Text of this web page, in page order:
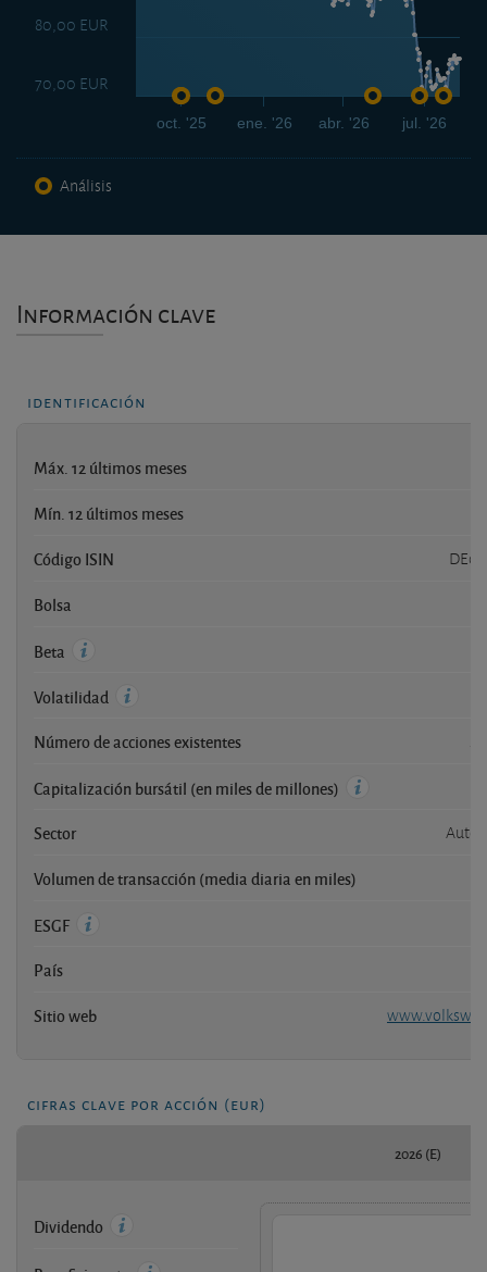
ene. '26 jul. '26
oct. '25 abr. '26
70,00 EUR
80,00 EUR
Análisis
Información clave
identificación
Máx. 12 últimos meses
Mín. 12 últimos meses
Código ISIN
Bolsa
Beta
Volatilidad
Número de acciones existentes
Capitalización bursátil (en miles de millones)
Sector
Volumen de transacción (media diaria en miles)
ESGF
País
Sitio web
cifras clave por acción (eur)
2026 (E)
Dividendo